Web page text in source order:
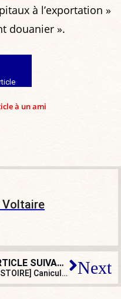
à l’exportation »
douanier ».
à un ami
Voltaire
ARTICLE SUIVANT
[HISTOIRE] Canicule estivale et eau glacée : ces rois morts brutalement Next